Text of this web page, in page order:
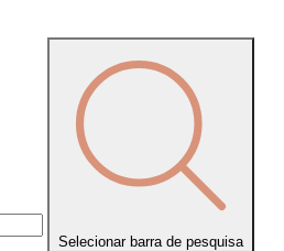
Selecionar barra de pesquisa